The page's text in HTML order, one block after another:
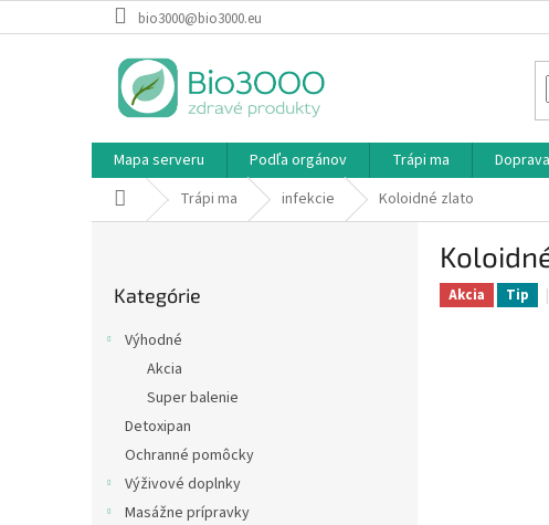
na
bio3000@bio3000.eu
Mapa serveru Podľa orgánov Trápi ma Doprava
Domov Trápi ma infekcie Koloidné zlato
kategórie
Kategórie
Výhodné
Akcia
Super balenie
Detoxipan
Ochranné pomôcky
Výživové doplnky
Masážne prípravky
Akcia Tip